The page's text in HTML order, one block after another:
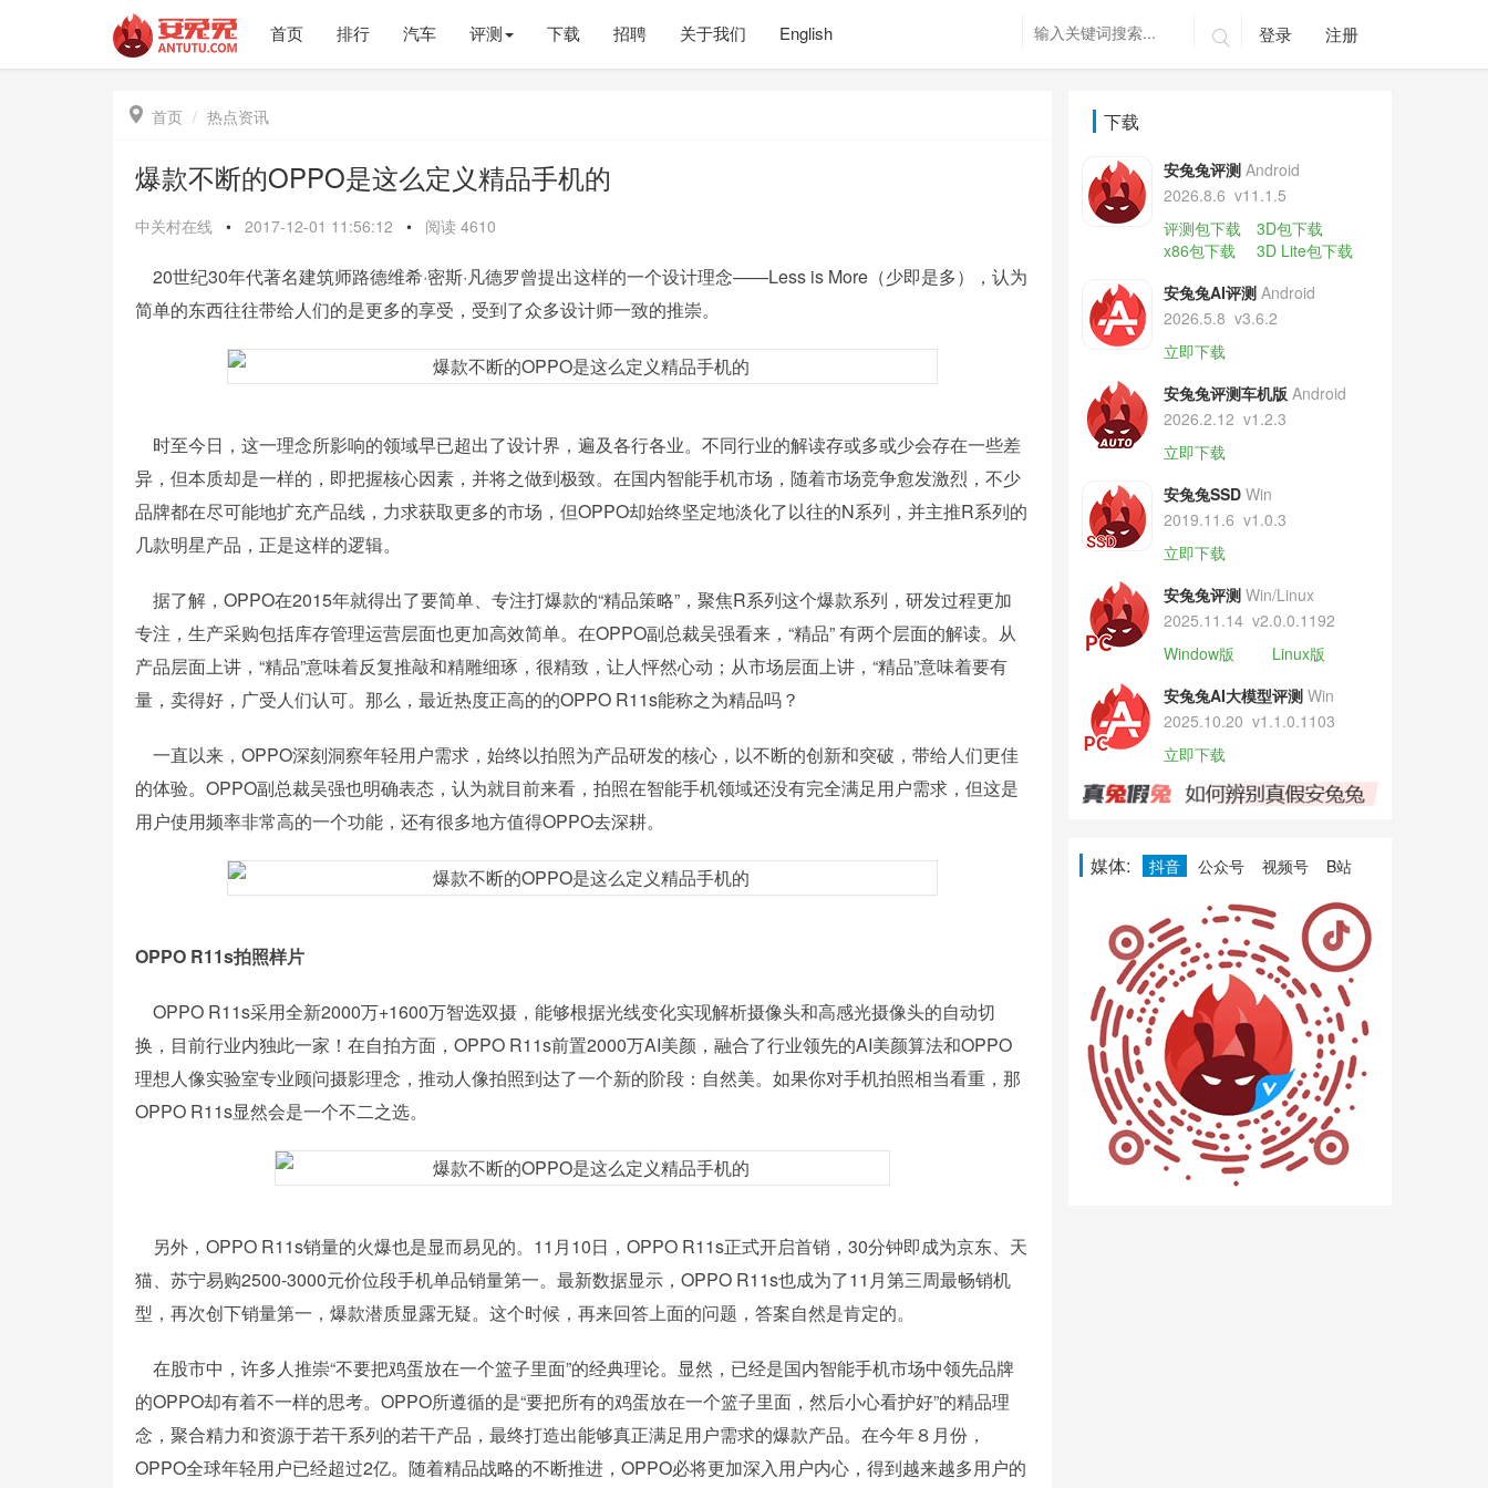
首页 排行 汽车 评测 下载 招聘 关于我们 English  登录 注册
 首页 热点资讯
爆款不断的OPPO是这么定义精品手机的
中关村在线 • 2017-12-01 11:56:12 • 阅读 4610
20世纪30年代著名建筑师路德维希·密斯·凡德罗曾提出这样的一个设计理念——Less is More（少即是多），认为
简单的东西往往带给人们的是更多的享受，受到了众多设计师一致的推崇。
时至今日，这一理念所影响的领域早已超出了设计界，遍及各行各业。不同行业的解读存或多或少会存在一些差
异，但本质却是一样的，即把握核心因素，并将之做到极致。在国内智能手机市场，随着市场竞争愈发激烈，不少
品牌都在尽可能地扩充产品线，力求获取更多的市场，但OPPO却始终坚定地淡化了以往的N系列，并主推R系列的
几款明星产品，正是这样的逻辑。
据了解，OPPO在2015年就得出了要简单、专注打爆款的“精品策略”，聚焦R系列这个爆款系列，研发过程更加
专注，生产采购包括库存管理运营层面也更加高效简单。在OPPO副总裁吴强看来，“精品” 有两个层面的解读。从
产品层面上讲，“精品”意味着反复推敲和精雕细琢，很精致，让人怦然心动；从市场层面上讲，“精品”意味着要有
量，卖得好，广受人们认可。那么，最近热度正高的的OPPO R11s能称之为精品吗？
一直以来，OPPO深刻洞察年轻用户需求，始终以拍照为产品研发的核心，以不断的创新和突破，带给人们更佳
的体验。OPPO副总裁吴强也明确表态，认为就目前来看，拍照在智能手机领域还没有完全满足用户需求，但这是
用户使用频率非常高的一个功能，还有很多地方值得OPPO去深耕。
OPPO R11s拍照样片
OPPO R11s采用全新2000万+1600万智选双摄，能够根据光线变化实现解析摄像头和高感光摄像头的自动切
换，目前行业内独此一家！在自拍方面，OPPO R11s前置2000万AI美颜，融合了行业领先的AI美颜算法和OPPO
理想人像实验室专业顾问摄影理念，推动人像拍照到达了一个新的阶段：自然美。如果你对手机拍照相当看重，那
OPPO R11s显然会是一个不二之选。
另外，OPPO R11s销量的火爆也是显而易见的。11月10日，OPPO R11s正式开启首销，30分钟即成为京东、天
猫、苏宁易购2500-3000元价位段手机单品销量第一。最新数据显示，OPPO R11s也成为了11月第三周最畅销机
型，再次创下销量第一，爆款潜质显露无疑。这个时候，再来回答上面的问题，答案自然是肯定的。
在股市中，许多人推崇“不要把鸡蛋放在一个篮子里面”的经典理论。显然，已经是国内智能手机市场中领先品牌
的OPPO却有着不一样的思考。OPPO所遵循的是“要把所有的鸡蛋放在一个篮子里面，然后小心看护好”的精品理
念，聚合精力和资源于若干系列的若干产品，最终打造出能够真正满足用户需求的爆款产品。在今年８月份，
OPPO全球年轻用户已经超过2亿。随着精品战略的不断推进，OPPO必将更加深入用户内心，得到越来越多用户的
下载
安兔兔评测 Android
2026.8.6 v11.1.5
评测包下载
3D包下载
x86包下载
3D Lite包下载
安兔兔AI评测 Android
2026.5.8 v3.6.2
立即下载
安兔兔评测车机版 Android
2026.2.12 v1.2.3
立即下载
安兔兔SSD Win
2019.11.6 v1.0.3
立即下载
安兔兔评测 Win/Linux
2025.11.14 v2.0.0.1192
Window版
Linux版
安兔兔AI大模型评测 Win
2025.10.20 v1.1.0.1103
立即下载
媒体: 抖音 公众号 视频号 B站